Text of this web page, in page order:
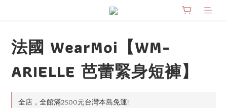
法國 WearMoi【WM-
ARIELLE 芭蕾緊身短褲】
全店，全館滿2500元台灣本島免運!